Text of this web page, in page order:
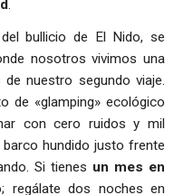
.
bullicio de El Nido, se
nosotros vivimos una
nuestro segundo viaje.
de «glamping» ecológico
con cero ruidos y mil
hundido justo frente
Si tienes un mes en
dos noches en